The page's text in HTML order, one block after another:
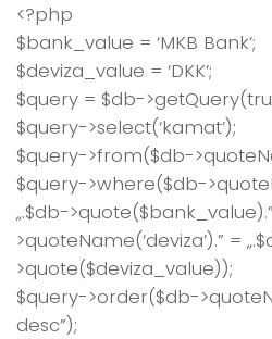
<?php
$bank_value = ‘MKB Bank’;
$deviza_value = ‘DKK’;
$query = $db-
$query->select(‘kamat’);
$query->from($db-
$query->where($db-
„.$db-
>quoteName(‘deviza’).” =
>quote($deviza_value));
$query->order($db-
desc”);